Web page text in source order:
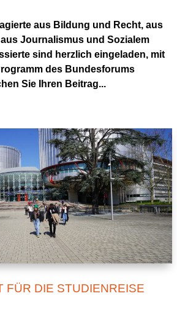
aus Bildung und Recht, aus
Journalismus und Sozialem
sind herzlich eingeladen, mit
des Bundesforums
Sie Ihren Beitrag...
FÜR DIE STUDIENREISE